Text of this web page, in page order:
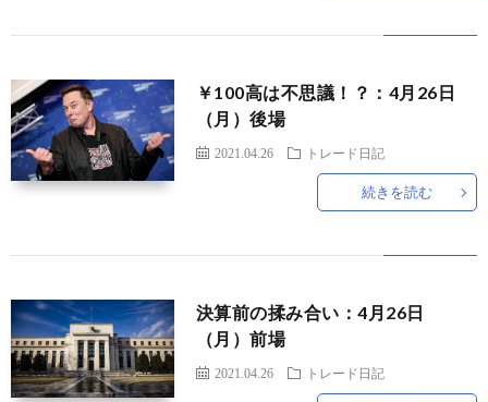
￥100高は不思議！？：4月26日
（月）後場
2021.04.26 トレード日記
続きを読む
決算前の揉み合い：4月26日
（月）前場
2021.04.26 トレード日記